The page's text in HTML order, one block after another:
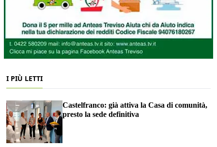
I PIÙ LETTI
Castelfranco: già attiva la Casa di comunità,
presto la sede definitiva